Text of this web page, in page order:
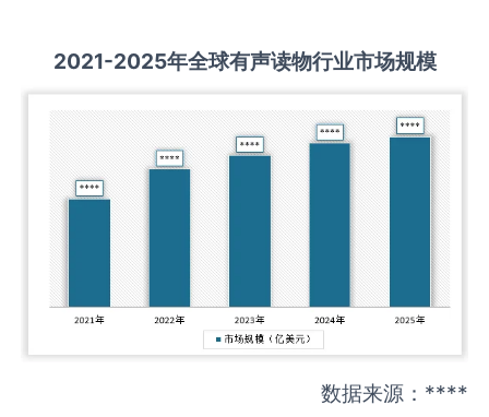
2021-2025年全球有声读物行业市场规模
数据来源：****